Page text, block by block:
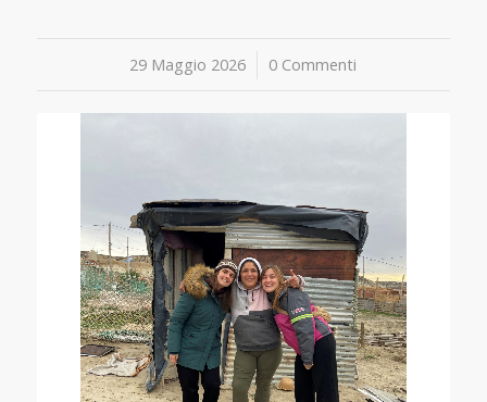
29 Maggio 2026
/ 0 Commenti